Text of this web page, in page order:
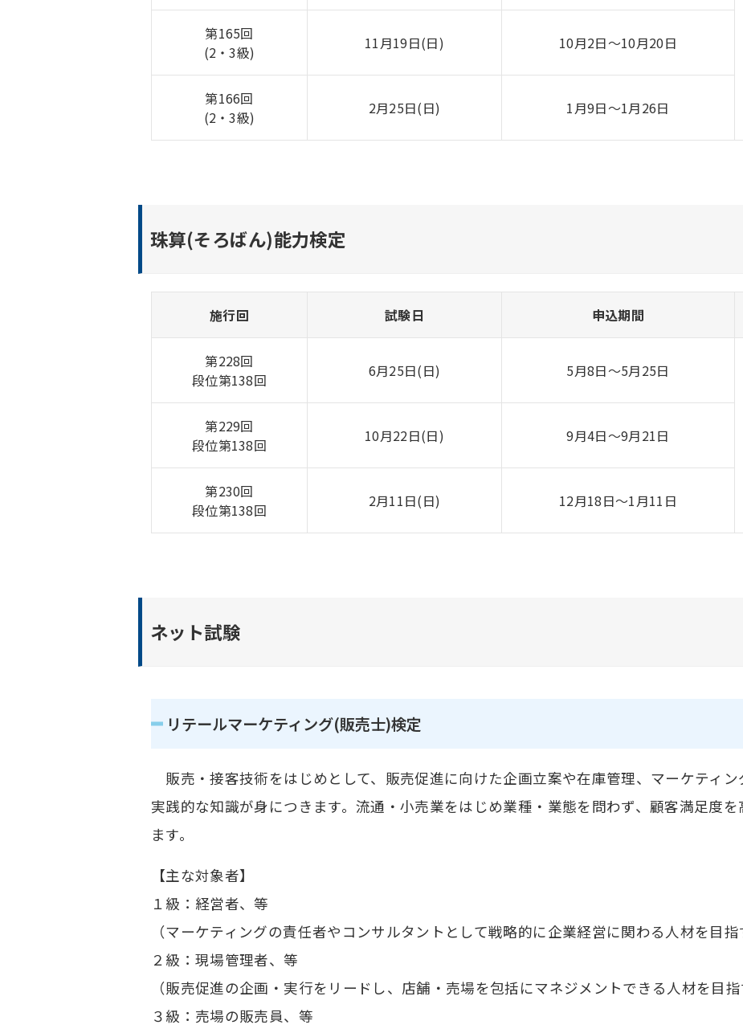
第165回
(2・3級)
11月19日(日) 10月2日〜10月20日
第166回
(2・3級)
2月25日(日) 1月9日〜1月26日
珠算(そろばん)能力検定
施行回 試験日 申込期間
第228回
段位第138回
6月25日(日) 5月8日〜5月25日
第229回
段位第138回
10月22日(日) 9月4日〜9月21日
第230回
段位第138回
2月11日(日) 12月18日〜1月11日
ネット試験
リテールマーケティング(販売士)検定
販売・接客技術をはじめとして、販売促進に向けた企画立案や在庫管理、マーケティ
実践的な知識が身につきます。流通・小売業をはじめ業種・業態を問わず、顧客満足度
ます。
【主な対象者】
１級：経営者、等
（マーケティングの責任者やコンサルタントとして戦略的に企業経営に関わる人材を目指
２級：現場管理者、等
（販売促進の企画・実行をリードし、店舗・売場を包括にマネジメントできる人材を目指
３級：売場の販売員、等